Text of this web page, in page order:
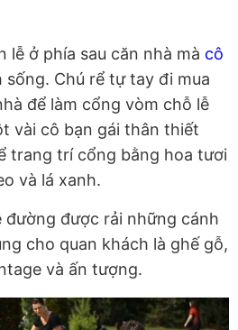
ở phía sau căn nhà mà cô
sống. Chú rể tự tay đi mua
để làm cổng vòm chỗ lễ
vài cô bạn gái thân thiết
trang trí cổng bằng hoa tươi
và lá xanh.
đường được rải những cánh
cho quan khách là ghế gỗ,
và ấn tượng.